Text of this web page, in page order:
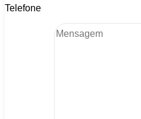
Telefone